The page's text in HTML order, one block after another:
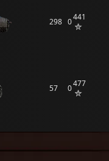
298 0441
57 0477